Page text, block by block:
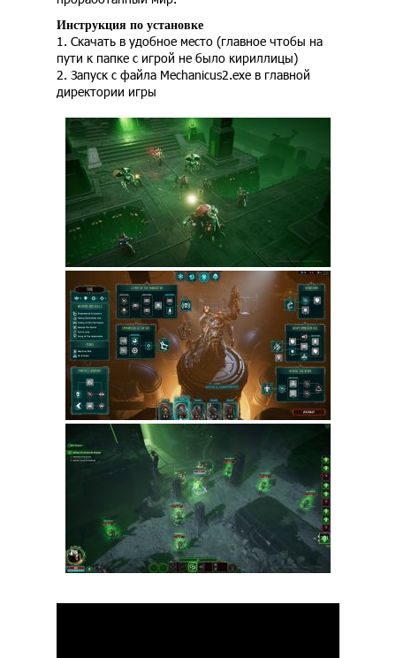
Инструкция по установке
1. Скачать в удобное место (главное чтобы на
пути к папке с игрой не было кириллицы)
2. Запуск с файла Mechanicus2.exe в главной
директории игры